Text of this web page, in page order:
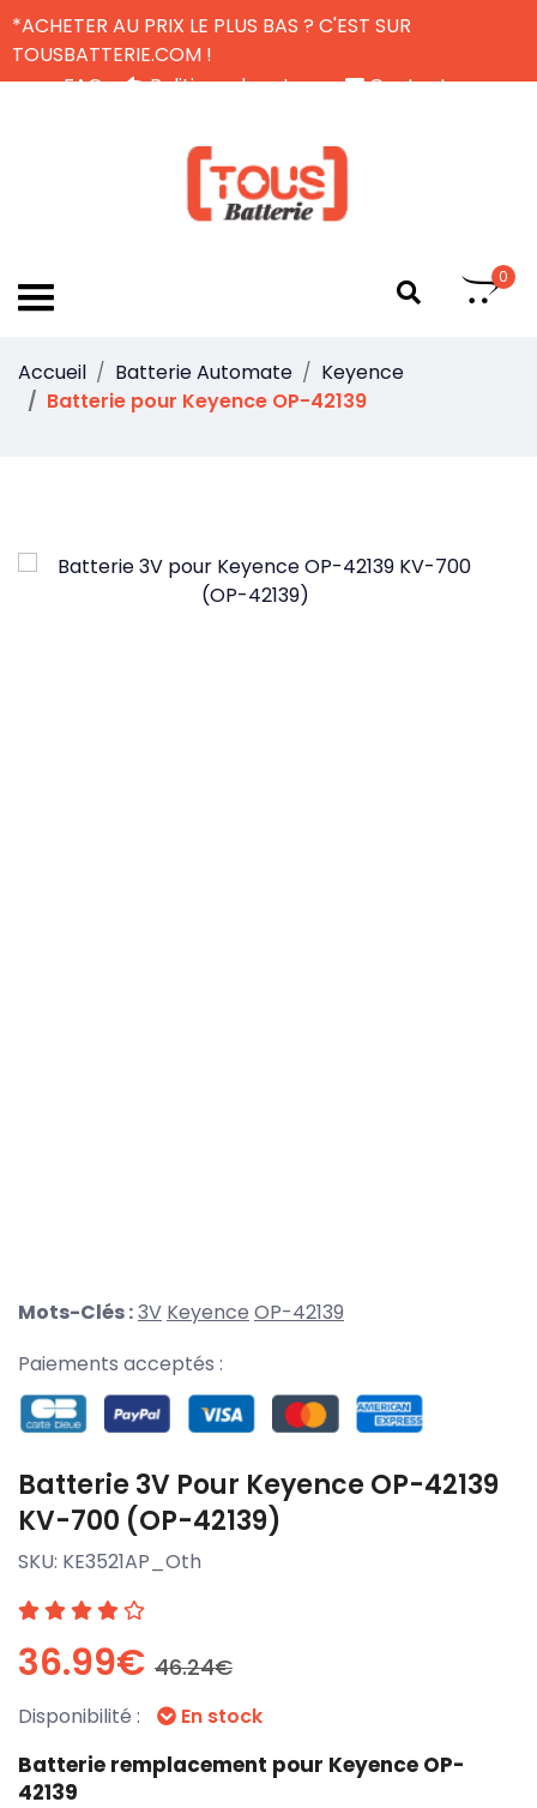
*ACHETER AU PRIX LE PLUS BAS ? C'EST SUR
TOUSBATTERIE.COM !
FAQ
Politique de retour
Contactez-nous
0
Accueil Batterie Automate
Keyence
Batterie pour Keyence OP-42139
Mots-Clés :3V Keyence OP-42139
Paiements acceptés :
Batterie 3V Pour Keyence OP-42139
KV-700 (OP-42139)
SKU: KE3521AP_Oth
36.99€ 46.24€
Disponibilité : En stock
Batterie remplacement pour Keyence OP-
42139